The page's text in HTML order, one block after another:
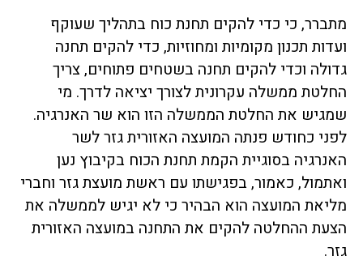
מתברר, כי כדי להקים תחנת כוח בתהליך שעוקף
ועדות תכנון מקומיות ומחוזיות, כדי להקים תחנה
גדולה וכדי להקים תחנה בשטחים פתוחים, צריך
החלטת ממשלה עקרונית לצורך יציאה לדרך. מי
שמגיש את החלטת הממשלה הזו הוא שר האנרגיה.
לפני כחודש פנתה המועצה האזורית גזר לשר
האנרגיה בסוגיית הקמת תחנת הכוח בקיבוץ נען
ואתמול, כאמור, בפגישתו עם ראשת מועצת גזר וחברי
מליאת המועצה הוא הבהיר כי לא יגיש לממשלה את
הצעת ההחלטה להקים את התחנה במועצה האזורית
גזר.